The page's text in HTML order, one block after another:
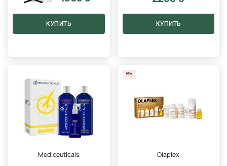
КУПИТЬ КУПИТЬ
Mediceuticals
NEW
Olaplex